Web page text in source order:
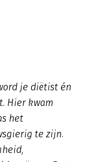
je diëtist én
Hier kwam
het
te zijn.